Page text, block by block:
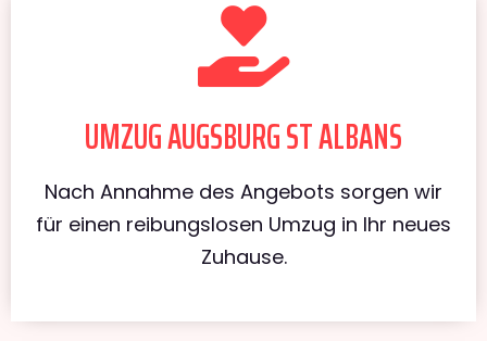
UMZUG AUGSBURG ST ALBANS
Nach Annahme des Angebots sorgen wir
für einen reibungslosen Umzug in Ihr neues
Zuhause.